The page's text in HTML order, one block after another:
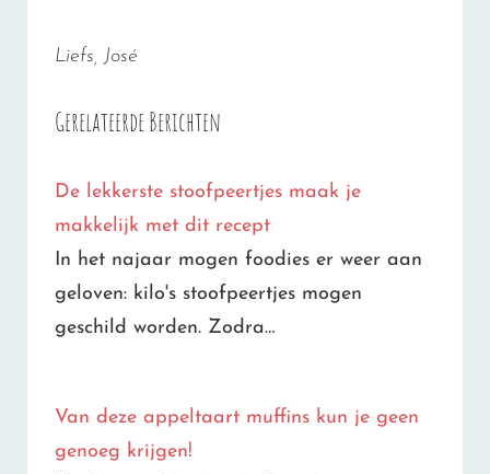
Liefs, José
Gerelateerde Berichten
De lekkerste stoofpeertjes maak je
makkelijk met dit recept
In het najaar mogen foodies er weer aan
geloven: kilo's stoofpeertjes mogen
geschild worden. Zodra…
Van deze appeltaart muffins kun je geen
genoeg krijgen!